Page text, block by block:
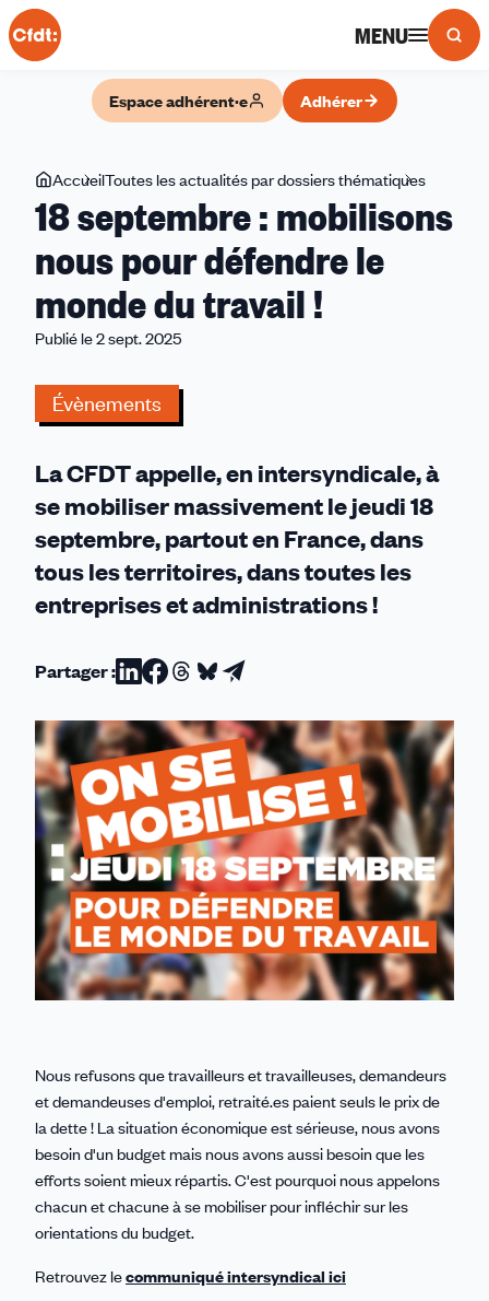
Panneau de gestion des cookies
MENU
Espace adhérent·e Adhérer
Vous
êtes
ici
AccueilToutes les actualités par dossiers thématiques
!
18 septembre : mobilisons
nous pour défendre le
monde du travail !
Publié le 2 sept. 2025
Évènements
La CFDT appelle, en intersyndicale, à
se mobiliser massivement le jeudi 18
septembre, partout en France, dans
tous les territoires, dans toutes les
entreprises et administrations !
Partager :Partager
sur
Linkedin
Partager
sur
Facebook
Partager
sur
Threads
Partager
sur
Bluesky
Partager
par
email
Nous refusons que travailleurs et travailleuses, demandeurs
et demandeuses d'emploi, retraité.es paient seuls le prix de
la dette ! La situation économique est sérieuse, nous avons
besoin d'un budget mais nous avons aussi besoin que les
efforts soient mieux répartis. C'est pourquoi nous appelons
chacun et chacune à se mobiliser pour infléchir sur les
orientations du budget.
Retrouvez lecommuniqué intersyndical ici